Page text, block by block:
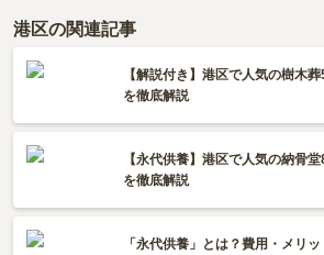
港区の関連記事
【解説付き】港区で人気の樹木
を徹底解説
【永代供養】港区で人気の納骨
を徹底解説
「永代供養」とは？費用・メリ